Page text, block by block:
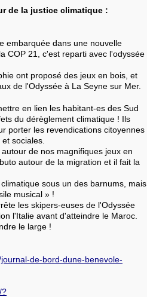
de la justice climatique :
embarquée dans une nouvelle
COP 21, c'est reparti avec l'odyssée
ont proposé des jeux en bois, et
de l'Odyssée à La Seyne sur Mer.
en lien les habitant-es des Sud
du dérèglement climatique ! Ils
porter les revendications citoyennes
sociales.
de nos magnifiques jeux en
autour de la migration et il fait la
sous un des barnums, mais
musical » !
les skipers-euses de l'Odyssée
l'Italie avant d'atteindre le Maroc.
le large !
de-bord-dune-benevole-
?